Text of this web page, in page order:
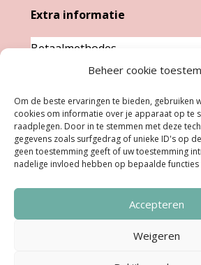
Beheer cookie
Om de beste ervaringen te bieden, gebruiken
cookies om informatie over je apparaat op te
raadplegen. Door in te stemmen met deze
gegevens zoals surfgedrag of unieke ID's op
geen toestemming geeft of uw toestemming
nadelige invloed hebben op bepaalde
Accepteren
Weigeren
Extra informatie
Betaalmethodes
Garantie & klachten
verzendkosten
Retourneren
Openingstijden